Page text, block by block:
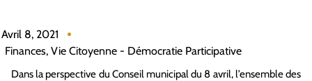
Avril 8, 2021
Finances, Vie Citoyenne - Démocratie Participative
Dans la perspective du Conseil municipal du 8 avril, l’ensemble des